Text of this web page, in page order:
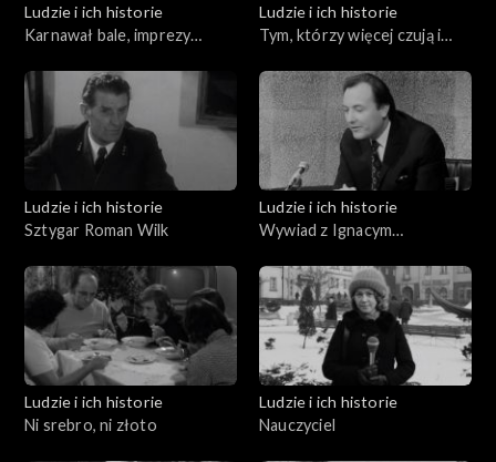
Ludzie i ich historie
Karnawał bale, imprezy
Ludzie i ich historie
Tym, którzy więcej czują i
Ludzie i ich historie
Sztygar Roman Wilk
Ludzie i ich historie
Wywiad z Ignacym
Ludzie i ich historie
Ni srebro, ni złoto
Ludzie i ich historie
Nauczyciel